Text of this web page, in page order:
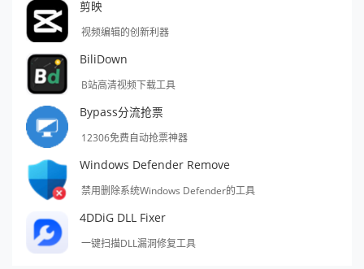
剪映
视频编辑的创新利器
BiliDown
B站高清视频下载工具
Bypass分流抢票
12306免费自动抢票神器
Windows Defender Remove
禁用删除系统Windows Defender的工具
4DDiG DLL Fixer
一键扫描DLL漏洞修复工具